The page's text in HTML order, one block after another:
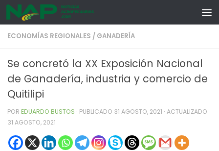
Skip to content
ECONOMÍAS REGIONALES / GANADERÍA
Se concretó la XX Exposición Nacional
de Ganadería, industria y comercio de
Quitilipi
POR EDUARDO BUSTOS · PUBLICADO 31 AGOSTO, 2021 · ACTUALIZADO
31 AGOSTO, 2021